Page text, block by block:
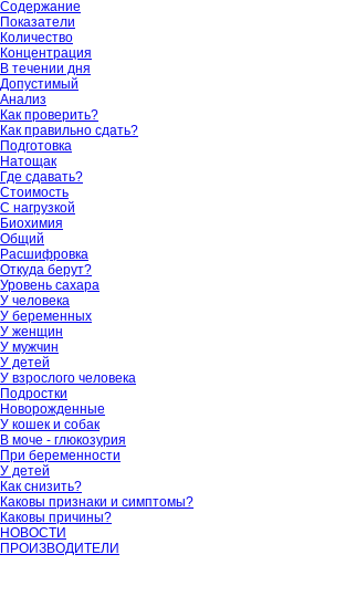
Содержание
Показатели
Количество
Концентрация
В течении дня
Допустимый
Анализ
Как проверить?
Как правильно сдать?
Подготовка
Натощак
Где сдавать?
Стоимость
С нагрузкой
Биохимия
Общий
Расшифровка
Откуда берут?
Уровень сахара
У человека
У беременных
У женщин
У мужчин
У детей
У взрослого человека
Подростки
Новорожденные
У кошек и собак
В моче - глюкозурия
При беременности
У детей
Как снизить?
Каковы признаки и симптомы?
Каковы причины?
НОВОСТИ
ПРОИЗВОДИТЕЛИ